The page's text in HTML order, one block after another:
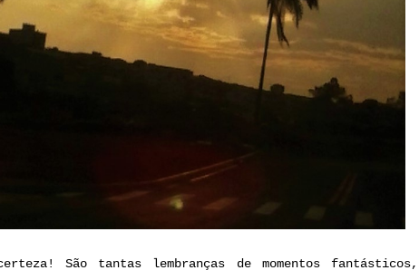
São tantas lembranças de momentos fantásticos,